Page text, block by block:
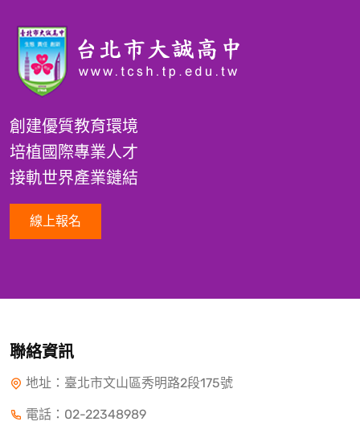
創建優質教育環境
培植國際專業人才
接軌世界產業鏈結
線上報名
聯絡資訊
地址：臺北市文山區秀明路2段175號
電話： 02-22348989